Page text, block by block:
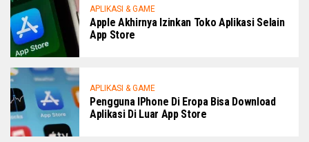
APLIKASI & GAME
Apple Akhirnya Izinkan Toko Aplikasi Selain
App Store
APLIKASI & GAME
Pengguna IPhone Di Eropa Bisa Download
Aplikasi Di Luar App Store